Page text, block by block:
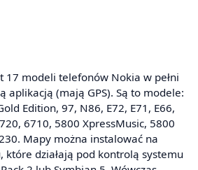
17 modeli telefonów Nokia w pełni
aplikacją (mają GPS). Są to modele:
Edition, 97, N86, E72, E71, E66,
6710, 5800 XpressMusic, 5800
Mapy można instalować na
które działają pod kontrolą systemu